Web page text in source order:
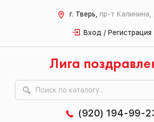
г. Тверь, пр-т Калинина,
Вход / Регистрация
Лига
(920) 194-99-